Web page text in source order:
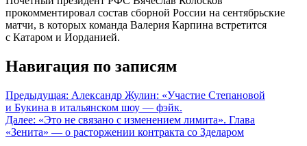
прокомментировал состав сборной России на сентябрьские
матчи, в которых команда Валерия Карпина встретится
с Катаром и Иорданией.
Навигация по записям
Предыдущая: Александр Жулин: «Участие Степановой
и Букина в итальянском шоу — фэйк.
Далее: «Это не связано с изменением лимита». Глава
«Зенита» — о расторжении контракта со Зделаром